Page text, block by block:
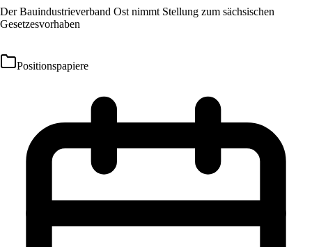
Der Bauindustrieverband Ost nimmt Stellung zum sächsischen
Gesetzesvorhaben
Positionspapiere